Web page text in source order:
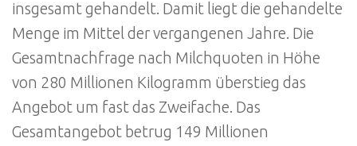
insgesamt gehandelt. Damit liegt die gehandelte
Menge im Mittel der vergangenen Jahre. Die
Gesamtnachfrage nach Milchquoten in Höhe
von 280 Millionen Kilogramm überstieg das
Angebot um fast das Zweifache. Das
Gesamtangebot betrug 149 Millionen